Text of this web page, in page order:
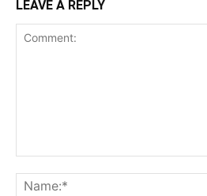
LEAVE A REPLY